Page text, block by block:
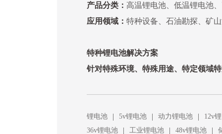
产品分类： 高温锂电池、低温锂电池
应用领域： 特种设备、石油勘探、矿
特种锂电池解决方案
针对特殊环境、特殊用途、特定领域
锂电池 | 5v锂电池 | 动力锂电池 |
12v
36v锂电池
| 工业锂电池 | 48v锂电池 |